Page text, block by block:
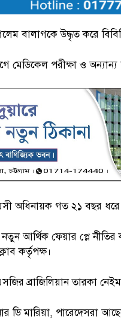
বালাগকে উদ্ধৃত করে
মেডিকেল পরীক্ষা ও
অধিনায়ক গত ২১ বছর ধরে
নতুন আর্থিক ফেয়ার প্লে
কর্তৃপক্ষ।
ব্রাজিলিয়ান তারকা
ডি মারিয়া, পারেদেসরা